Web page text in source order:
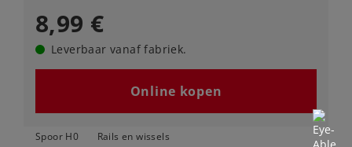
8,99 €
Leverbaar vanaf fabriek.
Online kopen
Spoor H0 Rails en wissels